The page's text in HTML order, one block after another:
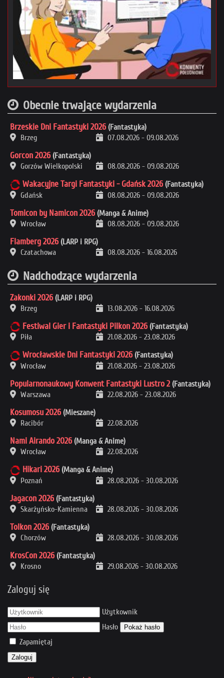
Obecnie trwające wydarzenia
Brzeskie Dni Fantastyki 2026 (Fantastyka)
Brzeg
07.08.2026 - 09.08.2026
Gorcon 2026 (Fantastyka)
Gorzów Wielkopolski
08.08.2026 - 09.08.2026
Wakacyjne Targi Fantastyki - Gdańsk 2026 (Fantastyka)
Gdańsk
08.08.2026 - 09.08.2026
Tomicon by Namicon 2026 (Manga & Anime)
Wrocław
08.08.2026 - 09.08.2026
Flamberg 2026 (LARP i RPG)
Czatachowa
08.08.2026 - 16.08.2026
Nadchodzące wydarzenia
Zakonki 2026 (LARP i RPG)
Brzeg
13.08.2026 - 16.08.2026
Festiwal Gier i Fantastyki Pilkon 2026 (Fantastyka)
Piła
21.08.2026 - 23.08.2026
Wrocławskie Dni Fantastyki 2026 (Fantastyka)
Wrocław
21.08.2026 - 23.08.2026
Popularnonaukowy Konwent Fantastyki Lustro 2 (Fantastyka)
Warszawa
22.08.2026 - 23.08.2026
Kosumosu 2026 (Mieszane)
Racibór
22.08.2026
Nami Airando 2026 (Manga & Anime)
Wrocław
22.08.2026
Hikari 2026 (Manga & Anime)
Poznań
28.08.2026 - 30.08.2026
Jagacon 2026 (Fantastyka)
Skarżyńsko-Kamienna
28.08.2026 - 30.08.2026
Tolkon 2026 (Fantastyka)
Chorzów
28.08.2026 - 30.08.2026
KrosCon 2026 (Fantastyka)
Krosno
29.08.2026 - 30.08.2026
Zaloguj się
Użytkownik
Hasło
Pokaż hasło
Zapamiętaj
Zaloguj